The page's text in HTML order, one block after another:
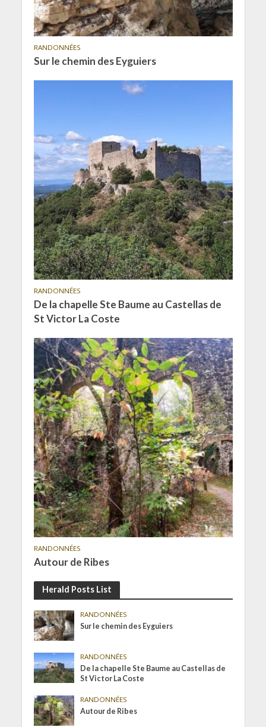
RANDONNÉES
Sur le chemin des Eyguiers
RANDONNÉES
De la chapelle Ste Baume au Castellas de
St Victor La Coste
RANDONNÉES
Autour de Ribes
Herald Posts List
RANDONNÉES
Sur le chemin des Eyguiers
RANDONNÉES
De la chapelle Ste Baume au Castellas de
St Victor La Coste
RANDONNÉES
Autour de Ribes